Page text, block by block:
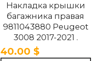
Накладка крышки
багажника правая
9811043880 Peugeot
3008 2017-2021 .
40.00 $